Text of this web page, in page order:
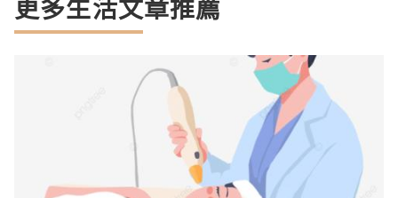
更多生活文章推薦